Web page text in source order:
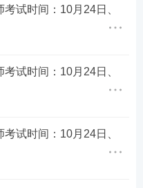
该证明作为注册时变
安母题2500题👇
试时间：10月24日、
试时间：10月24日、
试时间：10月24日、